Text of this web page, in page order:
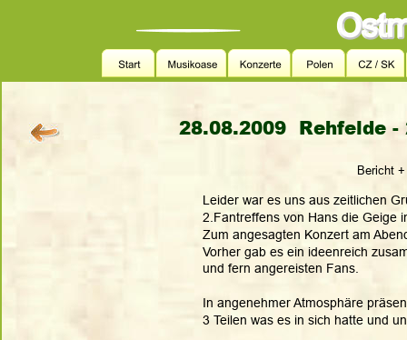
28.08.2009  Rehfelde
Leider war es uns aus zeitlichen
2.Fantreffens von Hans die Geige
Zum angesagten Konzert am
Vorher gab es ein ideenreich
und fern angereisten Fans.
In angenehmer Atmosphäre
3 Teilen was es in sich hatte und